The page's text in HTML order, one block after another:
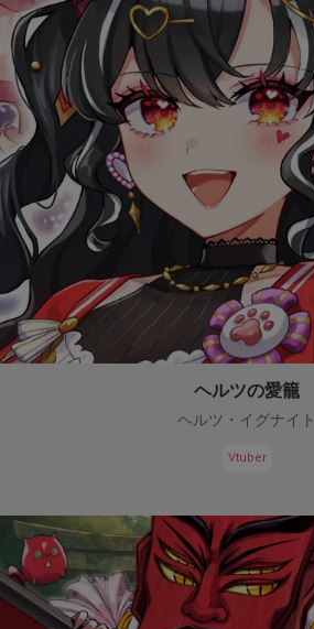
ヘルツの愛籠
ヘルツ・イグナイト
Vtuber